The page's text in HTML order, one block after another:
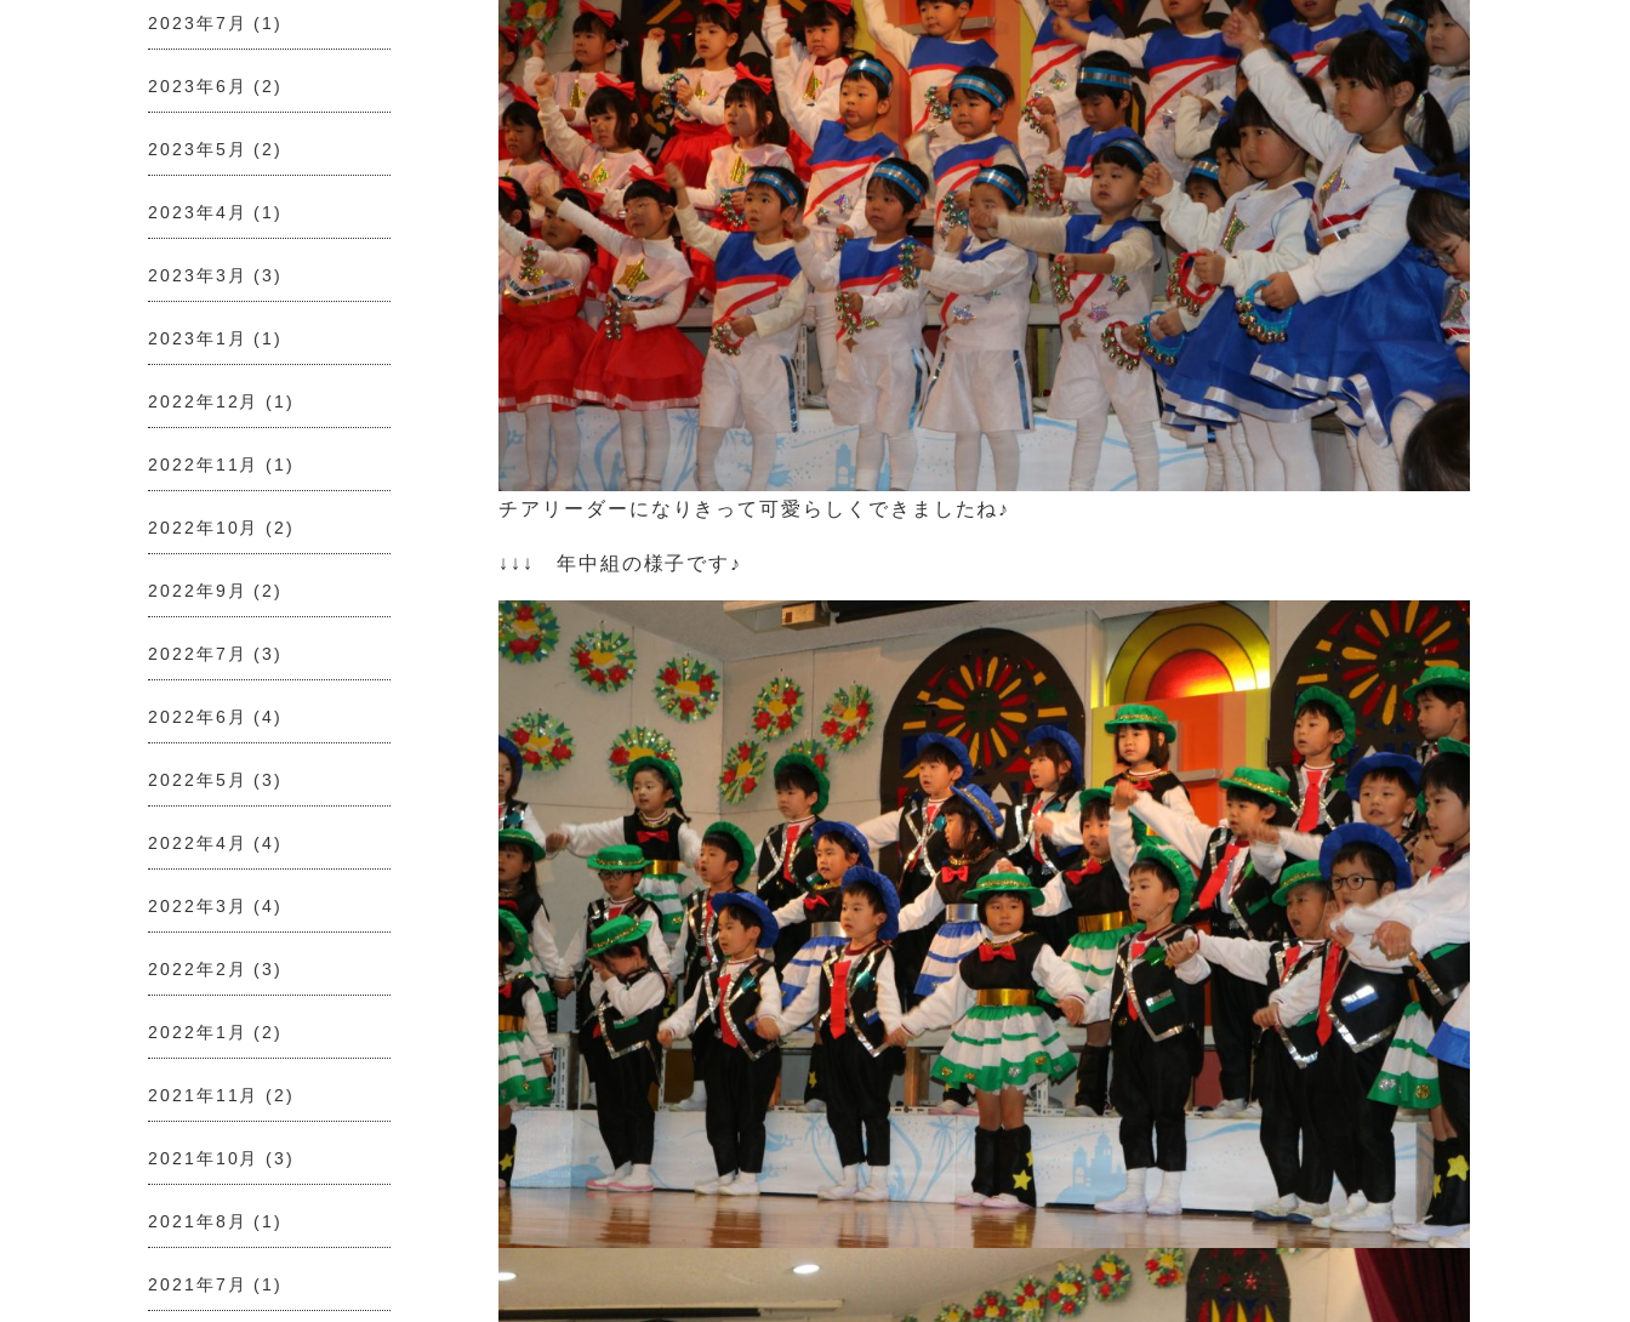
2023年7月 (1)
2023年6月 (2)
2023年5月 (2)
2023年4月 (1)
2023年3月 (3)
2023年1月 (1)
2022年12月 (1)
2022年11月 (1)
2022年10月 (2)
2022年9月 (2)
2022年7月 (3)
2022年6月 (4)
2022年5月 (3)
2022年4月 (4)
2022年3月 (4)
2022年2月 (3)
2022年1月 (2)
2021年11月 (2)
2021年10月 (3)
2021年8月 (1)
2021年7月 (1)
チアリーダーになりきって可愛らしくできましたね♪
↓↓↓ 年中組の様子です♪